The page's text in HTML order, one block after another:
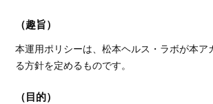
（趣旨）
本運用ポリシーは、松本ヘルス・ラボが本ア
る方針を定めるものです。
（目的）